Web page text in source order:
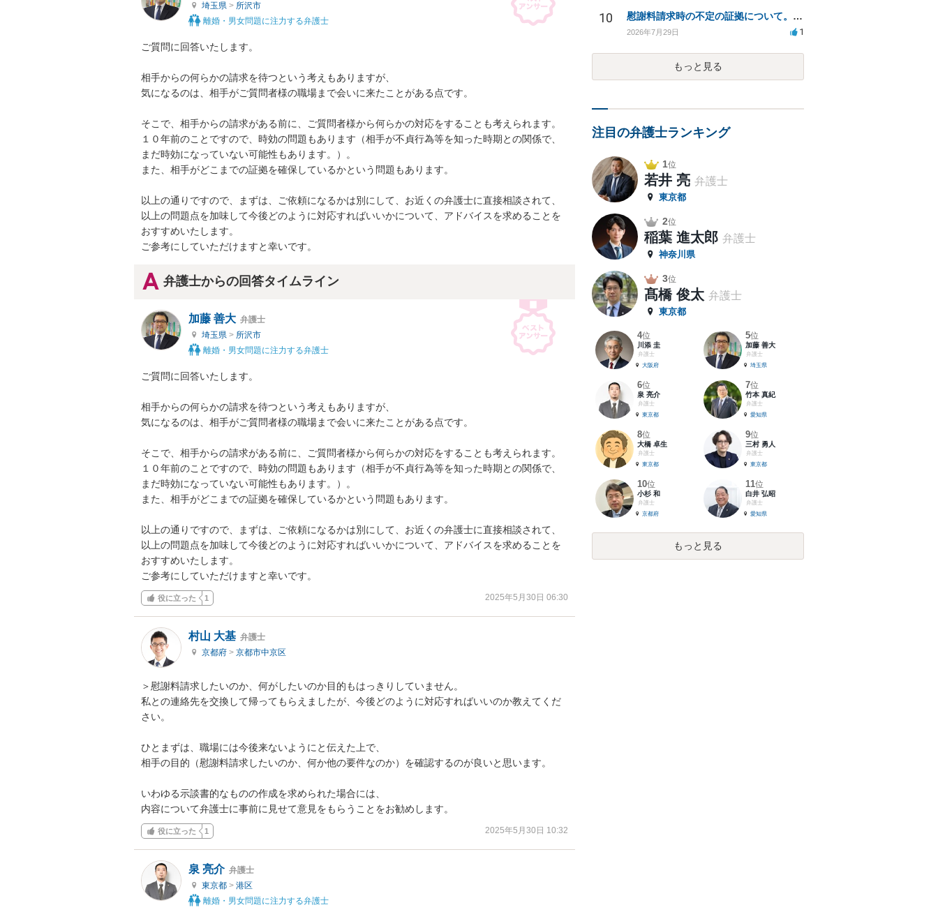
埼玉県 > 所沢市
離婚・男女問題に注力する弁護士
ご質問に回答いたします。
相手からの何らかの請求を待つという考えもありますが、
気になるのは、相手がご質問者様の職場まで会いに来たことがある点です。
そこで、相手からの請求がある前に、ご質問者様から何らかの対応をすることも考えられます。
１０年前のことですので、時効の問題もあります（相手が不貞行為等を知った時期との関係で、
まだ時効になっていない可能性もあります。）。
また、相手がどこまでの証拠を確保しているかという問題もあります。
以上の通りですので、まずは、ご依頼になるかは別にして、お近くの弁護士に直接相談されて、
以上の問題点を加味して今後どのように対応すればいいかについて、アドバイスを求めることを
おすすめいたします。
ご参考にしていただけますと幸いです。
弁護士からの回答タイムライン
加藤 善大 弁護士
埼玉県 > 所沢市
離婚・男女問題に注力する弁護士
ご質問に回答いたします。
相手からの何らかの請求を待つという考えもありますが、
気になるのは、相手がご質問者様の職場まで会いに来たことがある点です。
そこで、相手からの請求がある前に、ご質問者様から何らかの対応をすることも考えられます。
１０年前のことですので、時効の問題もあります（相手が不貞行為等を知った時期との関係で、
まだ時効になっていない可能性もあります。）。
また、相手がどこまでの証拠を確保しているかという問題もあります。
以上の通りですので、まずは、ご依頼になるかは別にして、お近くの弁護士に直接相談されて、
以上の問題点を加味して今後どのように対応すればいいかについて、アドバイスを求めることを
おすすめいたします。
ご参考にしていただけますと幸いです。
役に立った 1 2025年5月30日 06:30
村山 大基 弁護士
京都府 > 京都市中京区
＞慰謝料請求したいのか、何がしたいのか目的もはっきりしていません。
私との連絡先を交換して帰ってもらえましたが、今後どのように対応すればいいのか教えてくだ
さい。
ひとまずは、職場には今後来ないようにと伝えた上で、
相手の目的（慰謝料請求したいのか、何か他の要件なのか）を確認するのが良いと思います。
いわゆる示談書的なものの作成を求められた場合には、
内容について弁護士に事前に見せて意見をもらうことをお勧めします。
役に立った 1 2025年5月30日 10:32
泉 亮介 弁護士
東京都 > 港区
離婚・男女問題に注力する弁護士
10 慰謝料請求時の不定の証拠について。効力があるのか知りたい。
2026年7月29日 1
もっと見る
注目の弁護士ランキング
1位
若井 亮 弁護士
東京都
2位
稲葉 進太郎 弁護士
神奈川県
3位
髙橋 俊太 弁護士
東京都
4位
川添 圭
弁護士
大阪府
5位
加藤 善大
弁護士
埼玉県
6位
泉 亮介
弁護士
東京都
7位
竹本 真紀
弁護士
愛知県
8位
大橋 卓生
弁護士
東京都
9位
三村 勇人
弁護士
東京都
10位
小杉 和
弁護士
京都府
11位
白井 弘昭
弁護士
愛知県
もっと見る